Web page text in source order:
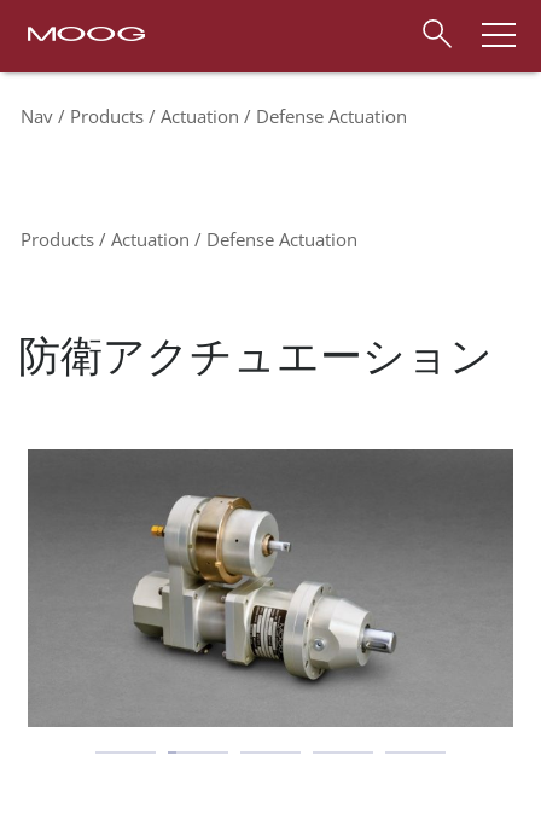
Nav Products Actuation Defense Actuation
Products Actuation Defense Actuation
防衛アクチュエーション